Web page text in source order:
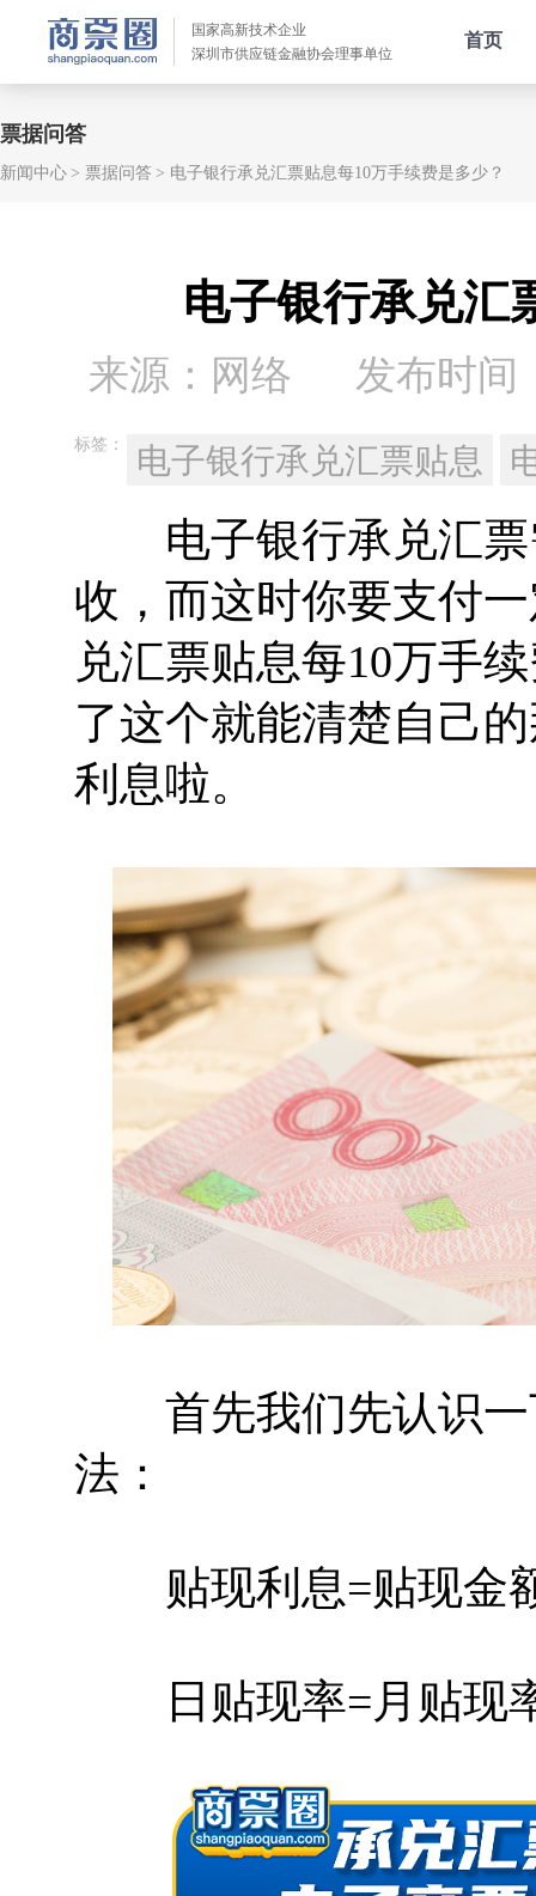
国家高新技术企业
深圳市供应链金融协会理事单位
首页
票据问答
新闻中心 票据问答 电子银行承兑汇票贴息每10万手续费是多少？
电子银行承兑汇
来源：网络 发布时间
标签： 电子银行承兑汇票贴息
电子银行承兑汇票
收，而这时你要支付
兑汇票贴息每10万手
了这个就能清楚自己
利息啦。
首先我们先认识一
法：
贴现利息=贴现金
日贴现率=月贴现